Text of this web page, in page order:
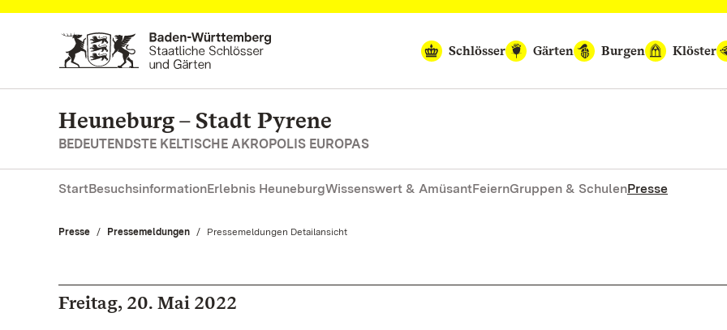
Zum Hauptinhalt springen
Schlösser
Gärten Burgen Klöster
Heuneburg – Stadt Pyrene
BEDEUTENDSTE KELTISCHE AKROPOLIS EUROPAS
StartBesuchsinformationErlebnis HeuneburgWissenswert & AmüsantFeiernGruppen & SchulenPresse
Presse Pressemeldungen Aktuell:
Pressemeldungen Detailansicht
Freitag, 20. Mai 2022